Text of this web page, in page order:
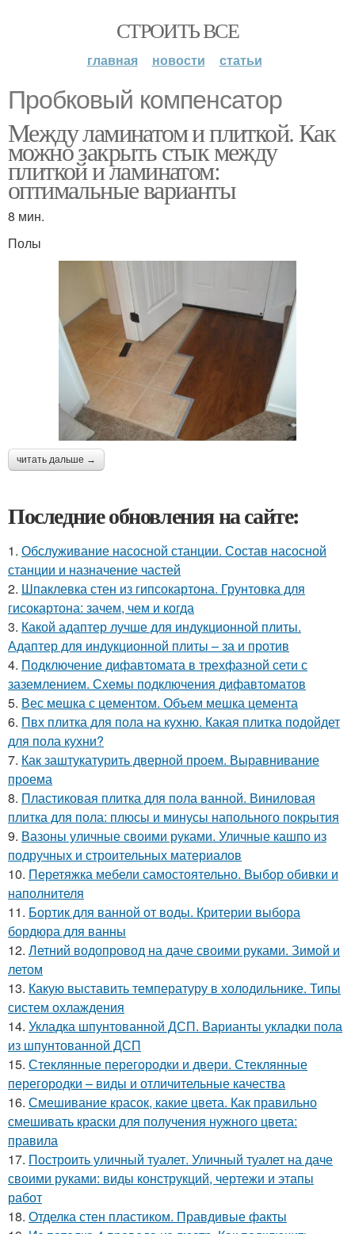
СТРОИТЬ ВСЕ
главная новости статьи
Пробковый компенсатор
Между ламинатом и плиткой. Как
можно закрыть стык между
плиткой и ламинатом:
оптимальные варианты
8 мин.
Полы
читать дальше →
Последние обновления на сайте:
1. Обслуживание насосной станции. Состав насосной
станции и назначение частей
2. Шпаклевка стен из гипсокартона. Грунтовка для
гисокартона: зачем, чем и когда
3. Какой адаптер лучше для индукционной плиты.
Адаптер для индукционной плиты – за и против
4. Подключение дифавтомата в трехфазной сети с
заземлением. Схемы подключения дифавтоматов
5. Вес мешка с цементом. Объем мешка цемента
6. Пвх плитка для пола на кухню. Какая плитка подойдет
для пола кухни?
7. Как заштукатурить дверной проем. Выравнивание
проема
8. Пластиковая плитка для пола ванной. Виниловая
плитка для пола: плюсы и минусы напольного покрытия
9. Вазоны уличные своими руками. Уличные кашпо из
подручных и строительных материалов
10. Перетяжка мебели самостоятельно. Выбор обивки и
наполнителя
11. Бортик для ванной от воды. Критерии выбора
бордюра для ванны
12. Летний водопровод на даче своими руками. Зимой и
летом
13. Какую выставить температуру в холодильнике. Типы
систем охлаждения
14. Укладка шпунтованной ДСП. Варианты укладки пола
из шпунтованной ДСП
15. Стеклянные перегородки и двери. Стеклянные
перегородки – виды и отличительные качества
16. Смешивание красок, какие цвета. Как правильно
смешивать краски для получения нужного цвета:
правила
17. Построить уличный туалет. Уличный туалет на даче
своими руками: виды конструкций, чертежи и этапы
работ
18. Отделка стен пластиком. Правдивые факты